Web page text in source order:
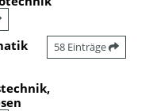
58 Einträge